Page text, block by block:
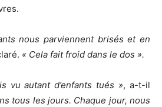
nous parviennent brisés et en
« Cela fait froid dans le dos ».
vu autant d’enfants tués », a-t-il
tous les jours. Chaque jour, nous